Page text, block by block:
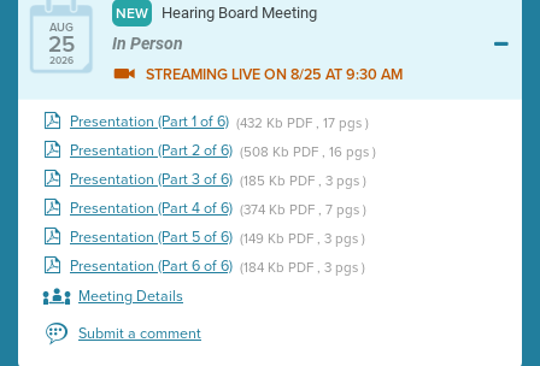
AUG
25
2026
NEW Hearing Board Meeting
In Person
STREAMING LIVE ON 8/25 AT 9:30 AM
Presentation (Part 1 of 6) (432 Kb PDF , 17 pgs )
Presentation (Part 2 of 6) (508 Kb PDF , 16 pgs )
Presentation (Part 3 of 6) (185 Kb PDF , 3 pgs )
Presentation (Part 4 of 6) (374 Kb PDF , 7 pgs )
Presentation (Part 5 of 6) (149 Kb PDF , 3 pgs )
Presentation (Part 6 of 6) (184 Kb PDF , 3 pgs )
Meeting Details
Submit a comment